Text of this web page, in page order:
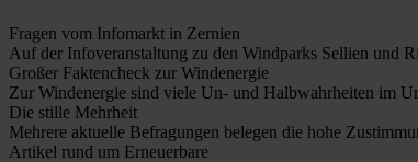
Fragen vom Infomarkt in Zernien
Auf der Infoveranstaltung zu den Windparks Sellien und
Großer Faktencheck zur Windenergie
Zur Windenergie sind viele Un- und Halbwahrheiten im
Die stille Mehrheit
Mehrere aktuelle Befragungen belegen die hohe
Artikel rund um Erneuerbare